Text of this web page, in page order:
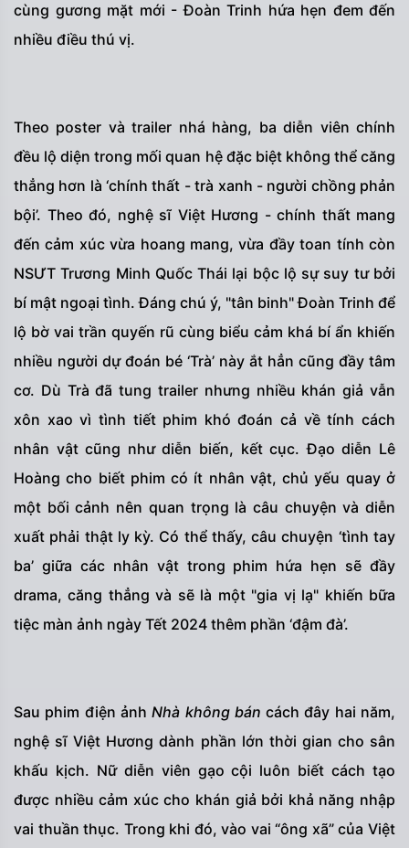
cùng gương mặt mới - Đoàn Trinh hứa hẹn đem đến
nhiều điều thú vị.
Theo poster và trailer nhá hàng, ba diễn viên chính
đều lộ diện trong mối quan hệ đặc biệt không thể căng
thẳng hơn là ‘chính thất - trà xanh - người chồng phản
bội’. Theo đó, nghệ sĩ Việt Hương - chính thất mang
đến cảm xúc vừa hoang mang, vừa đầy toan tính còn
NSƯT Trương Minh Quốc Thái lại bộc lộ sự suy tư bởi
bí mật ngoại tình. Đáng chú ý, "tân binh" Đoàn Trinh để
lộ bờ vai trần quyến rũ cùng biểu cảm khá bí ẩn khiến
nhiều người dự đoán bé ‘Trà’ này ắt hẳn cũng đầy tâm
cơ. Dù Trà đã tung trailer nhưng nhiều khán giả vẫn
xôn xao vì tình tiết phim khó đoán cả về tính cách
nhân vật cũng như diễn biến, kết cục. Đạo diễn Lê
Hoàng cho biết phim có ít nhân vật, chủ yếu quay ở
một bối cảnh nên quan trọng là câu chuyện và diễn
xuất phải thật ly kỳ. Có thể thấy, câu chuyện ‘tình tay
ba’ giữa các nhân vật trong phim hứa hẹn sẽ đầy
drama, căng thẳng và sẽ là một "gia vị lạ" khiến bữa
tiệc màn ảnh ngày Tết 2024 thêm phần ‘đậm đà’.
Sau phim điện ảnhNhà không bán cách đây hai năm,
nghệ sĩ Việt Hương dành phần lớn thời gian cho sân
khấu kịch. Nữ diễn viên gạo cội luôn biết cách tạo
được nhiều cảm xúc cho khán giả bởi khả năng nhập
vai thuần thục. Trong khi đó, vào vai “ông xã” của Việt